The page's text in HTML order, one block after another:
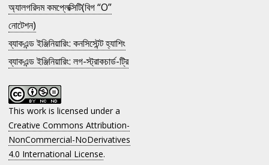
অ্যালগরিদম কমপ্লেক্সিটি(বিগ “O”
নোটেশন)
ব্যাকএন্ড ইঞ্জিনিয়ারিং: কনসিস্টেন্ট হ্যাশিং
ব্যাকএন্ড ইঞ্জিনিয়ারিং: লগ-স্ট্রাকচার্ড-ট্রি
This work is licensed under a
Creative Commons Attribution-
NonCommercial-NoDerivatives
4.0 International License.